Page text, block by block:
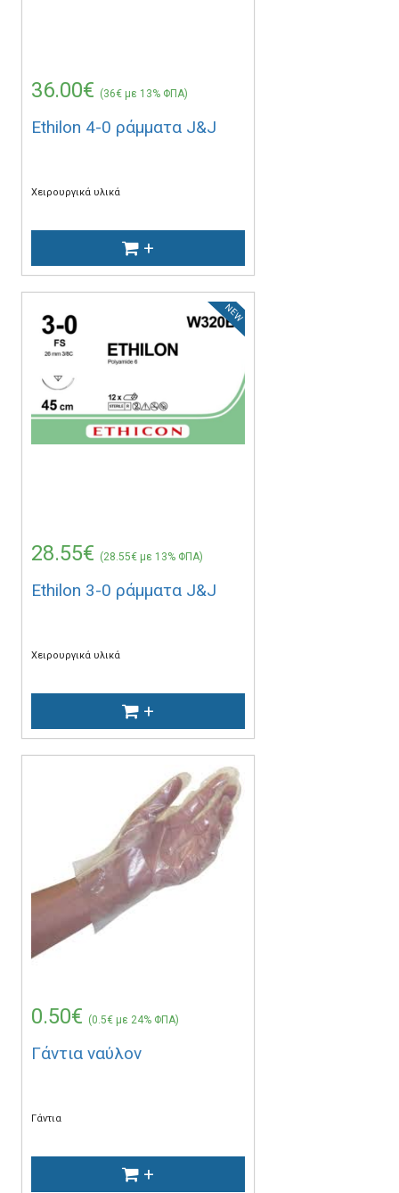
36.00€ (36€ με 13% ΦΠΑ)
Ethilon 4-0 ράμματα J&J
Χειρουργικά υλικά
+
NEW
28.55€ (28.55€ με 13% ΦΠΑ)
Ethilon 3-0 ράμματα J&J
Χειρουργικά υλικά
+
0.50€ (0.5€ με 24% ΦΠΑ)
Γάντια ναύλον
Γάντια
+